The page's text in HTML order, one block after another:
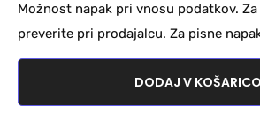
Možnost napak pri vnosu podatkov.
preverite pri prodajalcu. Za pisne
DODAJ V KOŠARICO